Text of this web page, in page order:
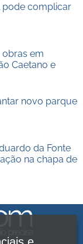
pode complicar
obras em
Caetano e
novo parque
da Fonte
na chapa de